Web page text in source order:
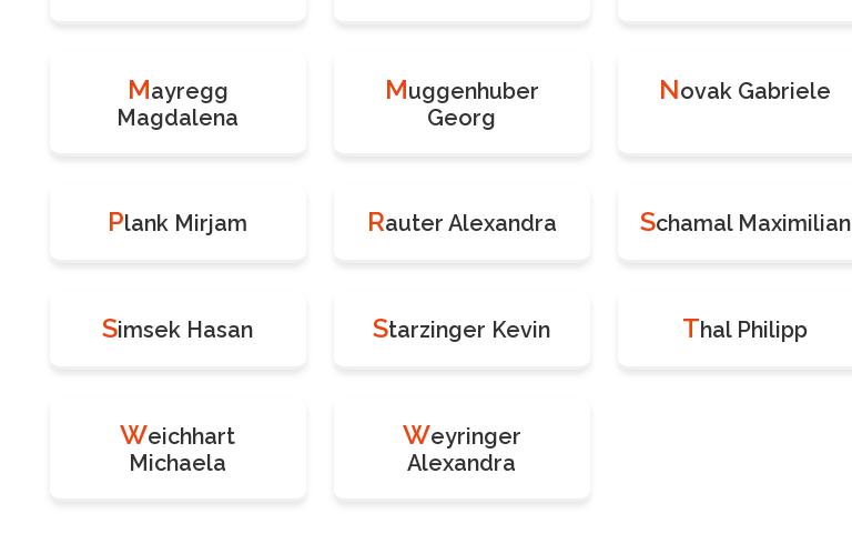
Mayregg
Magdalena
Muggenhuber
Georg
Novak Gabriele
Plank Mirjam Rauter Alexandra Schamal Maximilian
Simsek Hasan Starzinger Kevin Thal Philipp
Weichhart
Michaela
Weyringer
Alexandra